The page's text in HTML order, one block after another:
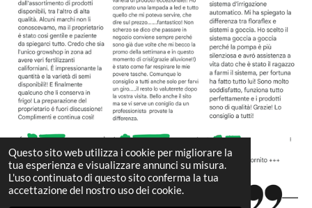
Questo sito web utilizza i cookie per migliorare la
tua esperienza e visualizzare annunci su misura.
L'uso continuato di questo sito conferma la tua
accettazione del nostro uso dei cookie.